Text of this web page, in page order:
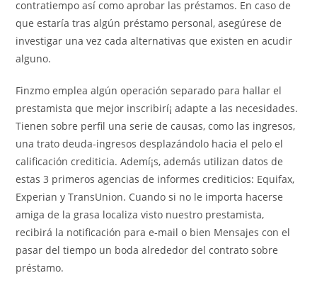
contratiempo así­ como aprobar las préstamos. En caso de
que estaría tras algún préstamo personal, asegúrese de
investigar una vez cada alternativas que existen en acudir
alguno.
Finzmo emplea algún operación separado para hallar el
prestamista que mejor inscribirí¡ adapte a las necesidades.
Tienen sobre perfil una serie de causas, como las ingresos,
una trato deuda-ingresos desplazándolo hacia el pelo el
calificación crediticia. Ademí¡s, además utilizan datos de
estas 3 primeros agencias de informes crediticios: Equifax,
Experian y TransUnion. Cuando si no le importa hacerse
amiga de la grasa localiza visto nuestro prestamista,
recibirá la notificación para e-mail o bien Mensajes con el
pasar del tiempo un boda alrededor del contrato sobre
préstamo.